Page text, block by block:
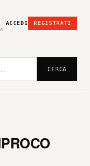
ACCEDI REGISTRATI
CERCA